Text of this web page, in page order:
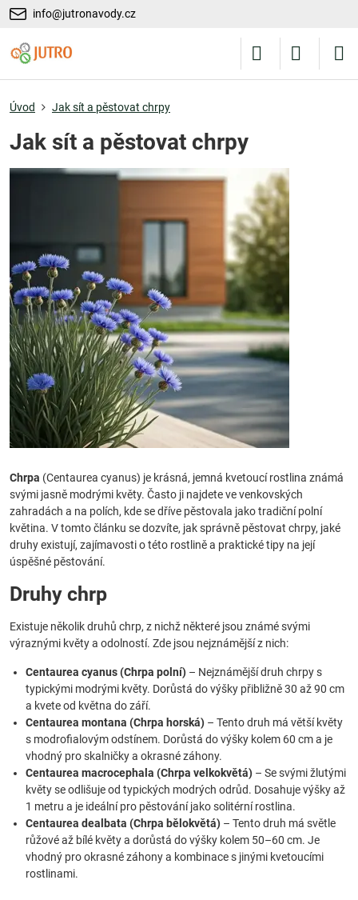
info@jutronavody.cz
Úvod Jak sít a pěstovat chrpy
Jak sít a pěstovat chrpy
Chrpa (Centaurea cyanus) je krásná, jemná kvetoucí rostlina známá
svými jasně modrými květy. Často ji najdete ve venkovských
zahradách a na polích, kde se dříve pěstovala jako tradiční polní
květina. V tomto článku se dozvíte, jak správně pěstovat chrpy, jaké
druhy existují, zajímavosti o této rostlině a praktické tipy na její
úspěšné pěstování.
Druhy chrp
Existuje několik druhů chrp, z nichž některé jsou známé svými
výraznými květy a odolností. Zde jsou nejznámější z nich:
Centaurea cyanus (Chrpa polní) – Nejznámější druh chrpy s
typickými modrými květy. Dorůstá do výšky přibližně 30 až 90 cm
a kvete od května do září.
Centaurea montana (Chrpa horská) – Tento druh má větší květy
s modrofialovým odstínem. Dorůstá do výšky kolem 60 cm a je
vhodný pro skalničky a okrasné záhony.
Centaurea macrocephala (Chrpa velkokvětá) – Se svými žlutými
květy se odlišuje od typických modrých odrůd. Dosahuje výšky až
1 metru a je ideální pro pěstování jako solitérní rostlina.
Centaurea dealbata (Chrpa bělokvětá) – Tento druh má světle
růžové až bílé květy a dorůstá do výšky kolem 50–60 cm. Je
vhodný pro okrasné záhony a kombinace s jinými kvetoucími
rostlinami.